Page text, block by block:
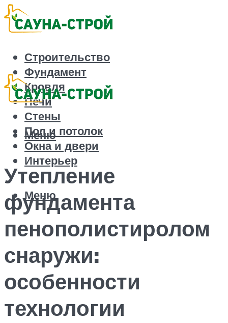
Строительство
Фундамент
Кровля
Печи
Стены
Пол и потолок
Окна и двери
Интерьер
Меню
Меню
Утепление
фундамента
пенополистиролом
снаружи:
особенности
технологии